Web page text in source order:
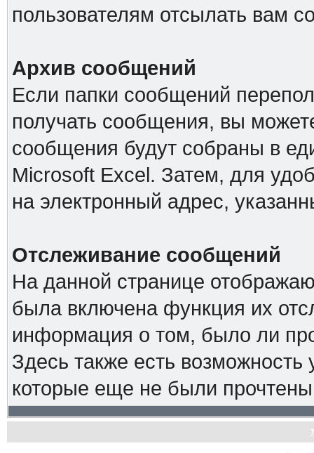
пользователям отсылать вам
Архив сообщений
Если папки сообщений
получать сообщения, вы
сообщения будут собраны в
Microsoft Excel. Затем, для
на электронный адрес,
Отслеживание сообщений
На данной странице
была включена функция их
информация о том, было ли
Здесь также есть
которые еще не были